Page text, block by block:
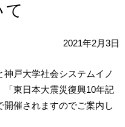
2021年2月3日
戸大学社会システムイノ
東日本大震災復興10年記
催されますのでご案内し